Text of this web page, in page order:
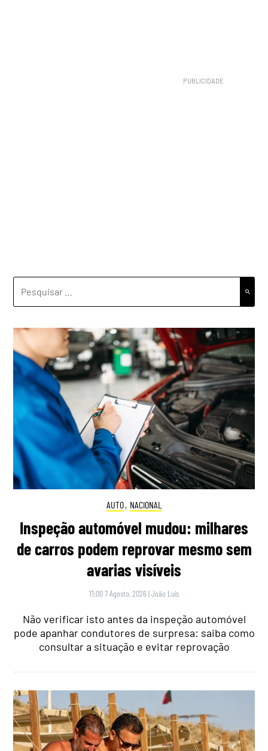
AUTO, NACIONAL
Inspeção automóvel mudou: milhares
de carros podem reprovar mesmo sem
avarias visíveis
11:00 7 Agosto, 2026 |João Luís
Não verificar isto antes da inspeção automóvel
pode apanhar condutores de surpresa: saiba como
consultar a situação e evitar reprovação